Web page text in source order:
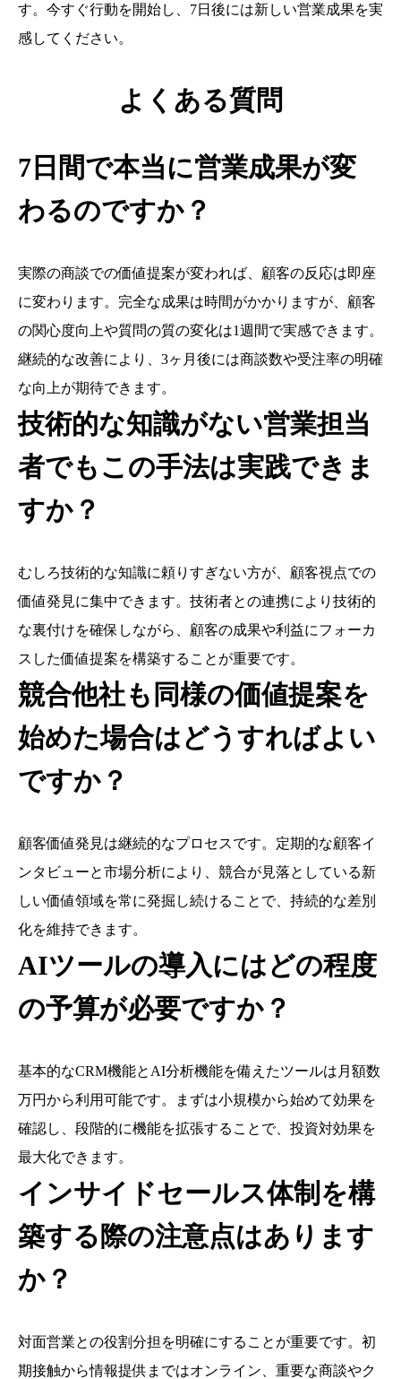
す。今すぐ行動を開始し、7日後には新しい営業成果を実
感してください。
よくある質問
7日間で本当に営業成果が変
わるのですか？
実際の商談での価値提案が変われば、顧客の反応は即座
に変わります。完全な成果は時間がかかりますが、顧客
の関心度向上や質問の質の変化は1週間で実感できます。
継続的な改善により、3ヶ月後には商談数や受注率の明確
な向上が期待できます。
技術的な知識がない営業担当
者でもこの手法は実践できま
すか？
むしろ技術的な知識に頼りすぎない方が、顧客視点での
価値発見に集中できます。技術者との連携により技術的
な裏付けを確保しながら、顧客の成果や利益にフォーカ
スした価値提案を構築することが重要です。
競合他社も同様の価値提案を
始めた場合はどうすればよい
ですか？
顧客価値発見は継続的なプロセスです。定期的な顧客イ
ンタビューと市場分析により、競合が見落としている新
しい価値領域を常に発掘し続けることで、持続的な差別
化を維持できます。
AIツールの導入にはどの程度
の予算が必要ですか？
基本的なCRM機能とAI分析機能を備えたツールは月額数
万円から利用可能です。まずは小規模から始めて効果を
確認し、段階的に機能を拡張することで、投資対効果を
最大化できます。
インサイドセールス体制を構
築する際の注意点はあります
か？
対面営業との役割分担を明確にすることが重要です。初
期接触から情報提供まではオンライン、重要な商談やク